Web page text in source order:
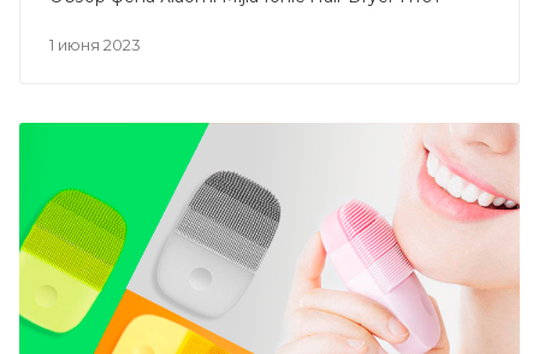
1 июня 2023